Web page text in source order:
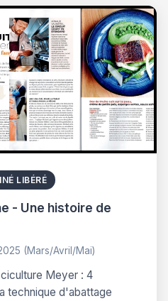
LIBÉRÉ
- Une histoire de
(Mars/Avril/Mai)
Meyer : 4
technique d'abattage